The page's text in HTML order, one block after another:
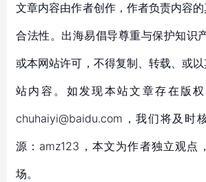
文章内容由作者创作，作者负责内容
合法性。出海易倡导尊重与保护知识
或本网站许可，不得复制、转载、或
站内容。如发现本站文章存在版
chuhaiyi@baidu.com，我们将及时
源：amz123，本文为作者独立观点
场。